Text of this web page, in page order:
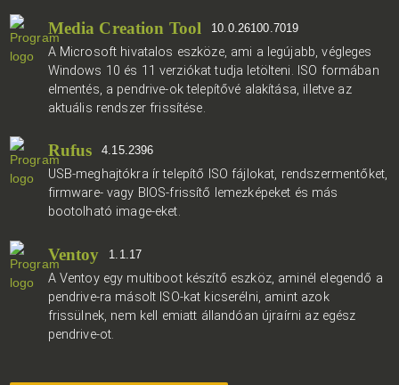
Media Creation Tool 10.0.26100.7019
A Microsoft hivatalos eszköze, ami a legújabb, végleges
Windows 10 és 11 verziókat tudja letölteni. ISO formában
elmentés, a pendrive-ok telepítővé alakítása, illetve az
aktuális rendszer frissítése.
Rufus 4.15.2396
USB-meghajtókra ír telepítő ISO fájlokat, rendszermentőket,
firmware- vagy BIOS-frissítő lemezképeket és más
bootolható image-eket.
Ventoy 1.1.17
A Ventoy egy multiboot készítő eszköz, aminél elegendő a
pendrive-ra másolt ISO-kat kicserélni, amint azok
frissülnek, nem kell emiatt állandóan újraírni az egész
pendrive-ot.